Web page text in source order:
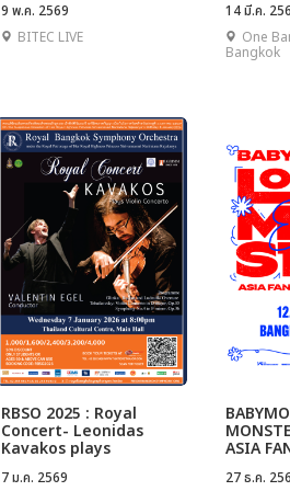
9 พ.ค. 2569
BITEC LIVE
14 มี.ค.
One
Bangkok
RBSO 2025 : Royal
Concert- Leonidas
Kavakos plays
Tchaikovsky's Violin
Concerto
7 ม.ค. 2569
ASIA
2025 IN
27 ธ.ค.